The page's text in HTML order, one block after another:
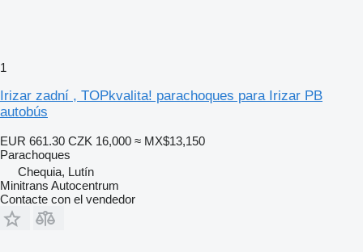
1
Irizar zadní , TOPkvalita! parachoques para Irizar PB
autobús
EUR 661.30 CZK 16,000 ≈ MX$13,150
Parachoques
Chequia, Lutín
Minitrans Autocentrum
Contacte con el vendedor